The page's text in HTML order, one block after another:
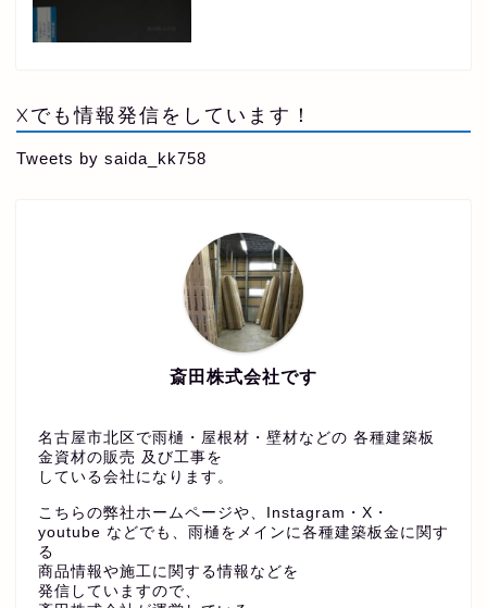
Xでも情報発信をしています！
Tweets by saida_kk758
斎田株式会社です
名古屋市北区で雨樋・屋根材・壁材などの 各種建築板
金資材の販売 及び工事を
している会社になります。
こちらの弊社ホームページや、Instagram・X・
youtube などでも、雨樋をメインに各種建築板金に関す
る
商品情報や施工に関する情報などを
発信していますので、